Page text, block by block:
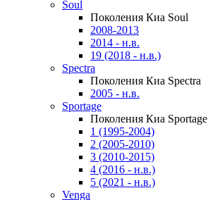
Soul
Поколения Киа Soul
2008-2013
2014 - н.в.
19 (2018 - н.в.)
Spectra
Поколения Киа Spectra
2005 - н.в.
Sportage
Поколения Киа Sportage
1 (1995-2004)
2 (2005-2010)
3 (2010-2015)
4 (2016 - н.в.)
5 (2021 - н.в.)
Venga